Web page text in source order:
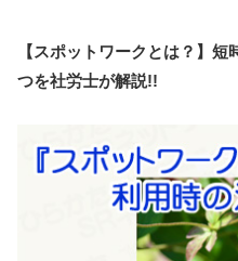
【スポットワークとは？】
つを社労士が解説!!